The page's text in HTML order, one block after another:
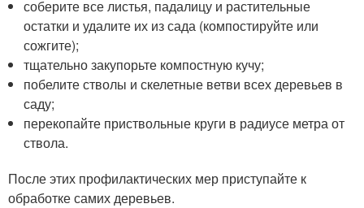
соберите все листья, падалицу и растительные
остатки и удалите их из сада (компостируйте или
сожгите);
тщательно закупорьте компостную кучу;
побелите стволы и скелетные ветви всех деревьев в
саду;
перекопайте приствольные круги в радиусе метра от
ствола.
После этих профилактических мер приступайте к
обработке самих деревьев.